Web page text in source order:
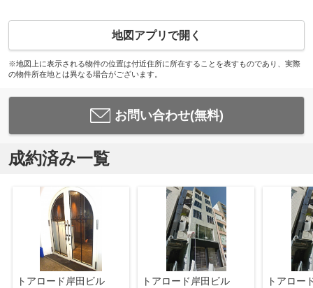
地図アプリで開く
※地図上に表示される物件の位置は付近住所に所在することを表すものであり、実際
の物件所在地とは異なる場合がございます。
お問い合わせ(無料)
成約済み一覧
トアロード岸田ビル トアロード岸田ビル トアロー